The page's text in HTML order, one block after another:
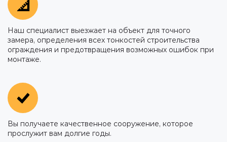
Наш специалист выезжает на объект для точного
замера, определения всех тонкостей строительства
ограждения и предотвращения возможных ошибок при
монтаже.
Вы получаете качественное сооружение, которое
прослужит вам долгие годы.